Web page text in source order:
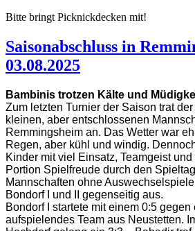
Bitte bringt Picknickdecken mit!
Saisonabschluss in
03.08.2025
Bambinis trotzen Kälte und
Zum letzten Turnier der Saison trat
kleinen, aber entschlossenen
Remmingsheim an. Das Wetter war
Regen, aber kühl und windig.
Kinder mit viel Einsatz, Teamgeist
Portion Spielfreude durch den
Mannschaften ohne
Bondorf I und II gegenseitig aus.
Bondorf I startete mit einem 0:5 gegen
aufspielendes Team aus Neustetten.